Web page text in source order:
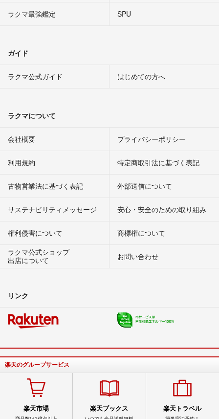
ラクマ最強鑑定
SPU
ガイド
ラクマ公式ガイド はじめての方へ
ラクマについて
会社概要 プライバシーポリシー
利用規約 特定商取引法に基づく表記
古物営業法に基づく表記 外部送信について
サステナビリティメッセージ 安心・安全のための取り組み
権利侵害について
商標権について
ラクマ公式ショップ
出店について
お問い合わせ
リンク
楽天のグループサービス
楽天市場 楽天ブックス 楽天トラベル